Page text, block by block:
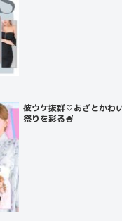
彼ウケ抜群♡あざとかわ
祭りを彩る🍧